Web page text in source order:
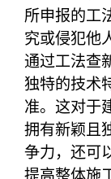
所申报的工
究或侵犯他
通过工法查
独特的技术
准。这对于
拥有新颖且
争力，还可
提高整体施